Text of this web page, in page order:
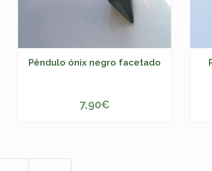
Pêndulo ónix negro facetado
+
7,90€